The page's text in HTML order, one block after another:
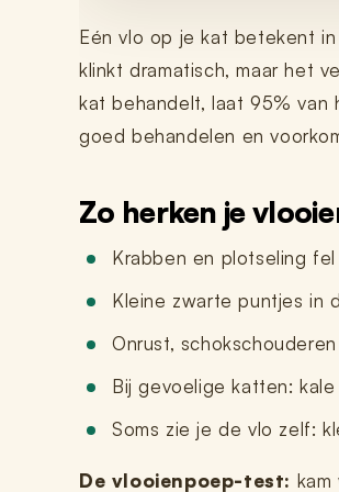
€14,99
Nano 3 - Tofu-filter
€14,99
Nano 3 - Bentoniet-filter
(Rooster/Zeef)
Nano 3 - Magneetclip
€14,99
€11,99
Nano 2 – Pootjesveger (Wit)
€14,99
Nano 2 – Pootjesveger
Nano 2 – Trommelring
€14,99
Eén vlo op je kat betekent
klinkt dramatisch, maar het
kat behandelt, laat 95% van
goed behandelen en
Zo herken je
Krabben en plotseling
Kleine zwarte puntjes in
Onrust,
Bij gevoelige katten:
Soms zie je de vlo zelf:
De vlooienpoep-test: